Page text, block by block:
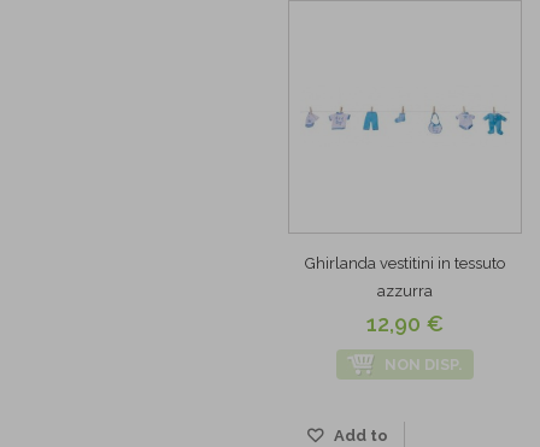
Ghirlanda vestitini in tessuto
azzurra
12,90 €
NON DISP.
Add to